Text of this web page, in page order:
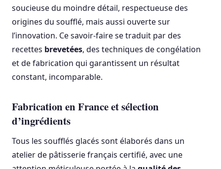
soucieuse du moindre détail, respectueuse des
origines du soufflé, mais aussi ouverte sur
l’innovation. Ce savoir-faire se traduit par des
recettes brevetées, des techniques de congélation
et de fabrication qui garantissent un résultat
constant, incomparable.
Fabrication en France et sélection
d’ingrédients
Tous les soufflés glacés sont élaborés dans un
atelier de pâtisserie français certifié, avec une